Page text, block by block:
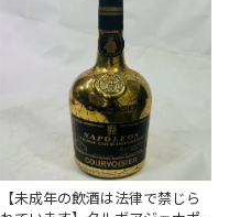
【未成年の飲酒は法律で禁じら